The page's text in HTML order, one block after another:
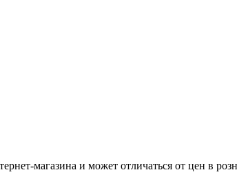
магазина и может отличаться от цен в